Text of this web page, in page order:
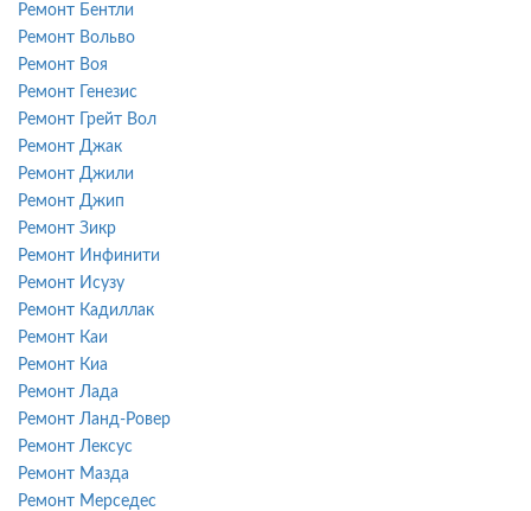
Ремонт Бентли
Ремонт Вольво
Ремонт Воя
Ремонт Генезис
Ремонт Грейт Вол
Ремонт Джак
Ремонт Джили
Ремонт Джип
Ремонт Зикр
Ремонт Инфинити
Ремонт Исузу
Ремонт Кадиллак
Ремонт Каи
Ремонт Киа
Ремонт Лада
Ремонт Ланд-Ровер
Ремонт Лексус
Ремонт Мазда
Ремонт Мерседес